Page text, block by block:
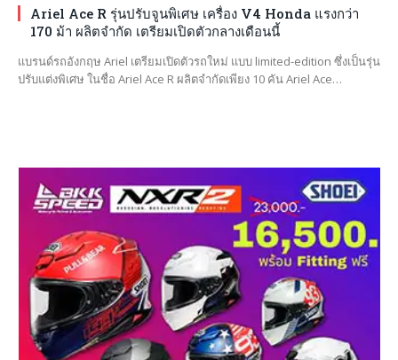
Ariel Ace R รุ่นปรับจูนพิเศษ เครื่อง V4 Honda แรงกว่า
170 ม้า ผลิตจำกัด เตรียมเปิดตัวกลางเดือนนี้
แบรนด์รถอังกฤษ Ariel เตรียมเปิดตัวรถใหม่ แบบ limited-edition ซึ่งเป็นรุ่น
ปรับแต่งพิเศษ ในชื่อ Ariel Ace R ผลิตจำกัดเพียง 10 คัน Ariel Ace…